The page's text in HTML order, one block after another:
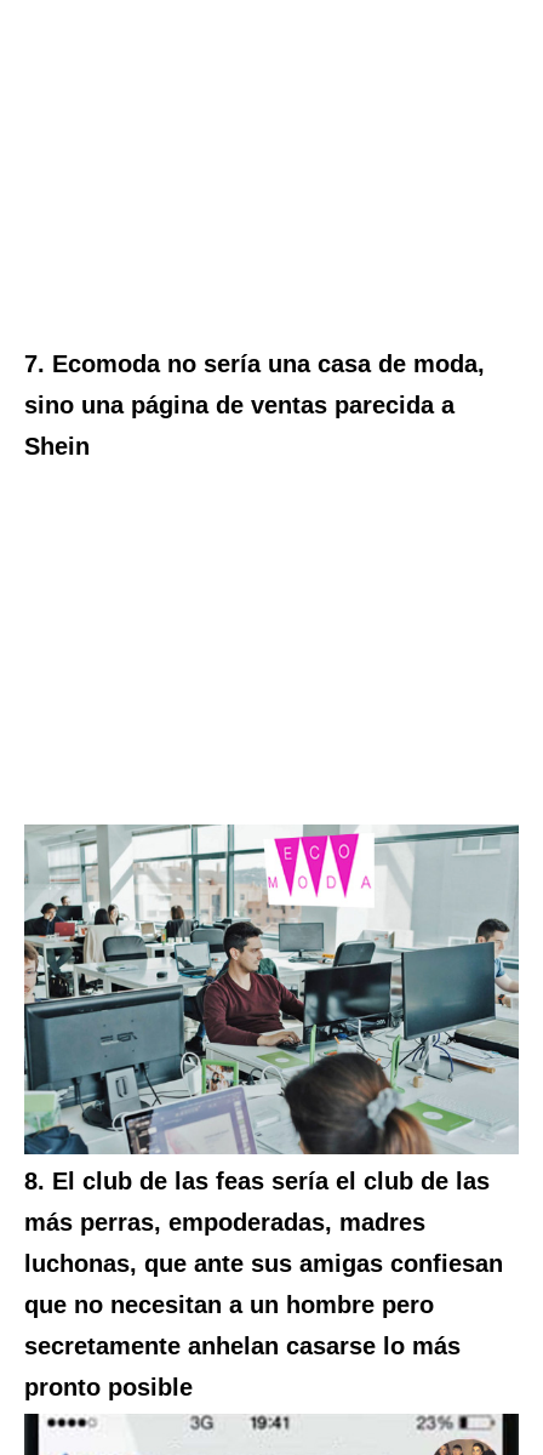
7. Ecomoda no sería una casa de moda,
sino una página de ventas parecida a
Shein
8. El club de las feas sería el club de las
más perras, empoderadas, madres
luchonas, que ante sus amigas confiesan
que no necesitan a un hombre pero
secretamente anhelan casarse lo más
pronto posible